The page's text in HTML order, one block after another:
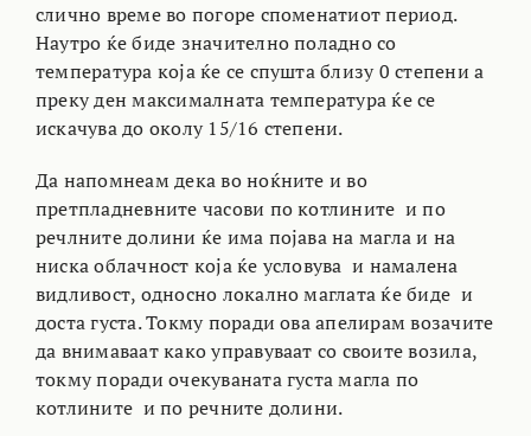
слично време во погоре споменатиот период.
Наутро ќе биде значително поладно со
температура која ќе се спушта близу 0 степени а
преку ден максималната температура ќе се
искачува до околу 15/16 степени.
Да напомнеам дека во ноќните и во
претпладневните часови по котлините и по
речлните долини ќе има појава на магла и на
ниска облачност која ќе условува и намалена
видливост, односно локално маглата ќе биде и
доста густа. Токму поради ова апелирам возачите
да внимаваат како управуваат со своите возила,
токму поради очекуваната густа магла по
котлините и по речните долини.